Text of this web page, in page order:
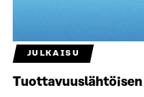
JULKAISU